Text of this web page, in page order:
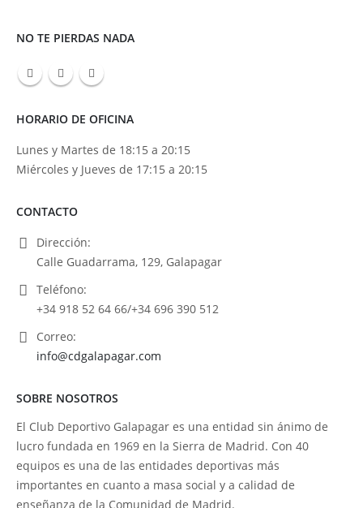
NO TE PIERDAS NADA
HORARIO DE OFICINA
Lunes y Martes de 18:15 a 20:15
Miércoles y Jueves de 17:15 a 20:15
CONTACTO
Dirección:
Calle Guadarrama, 129, Galapagar
Teléfono:
+34 918 52 64 66/+34 696 390 512
Correo:
info@cdgalapagar.com
SOBRE NOSOTROS
El Club Deportivo Galapagar es una entidad sin ánimo de
lucro fundada en 1969 en la Sierra de Madrid. Con 40
equipos es una de las entidades deportivas más
importantes en cuanto a masa social y a calidad de
enseñanza de la Comunidad de Madrid.